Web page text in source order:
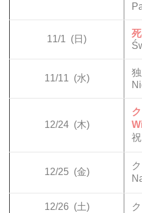
11/1 (日)
11/11 (水)
12/24 (木)
12/25 (金)
12/26 (土)